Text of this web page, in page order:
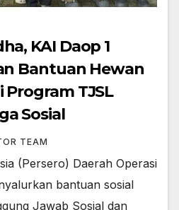
KAI Daop 1
Bantuan Hewan
TJSL
Sosial
TEAM
(Persero) Daerah Operasi
bantuan sosial
Jawab Sosial dan